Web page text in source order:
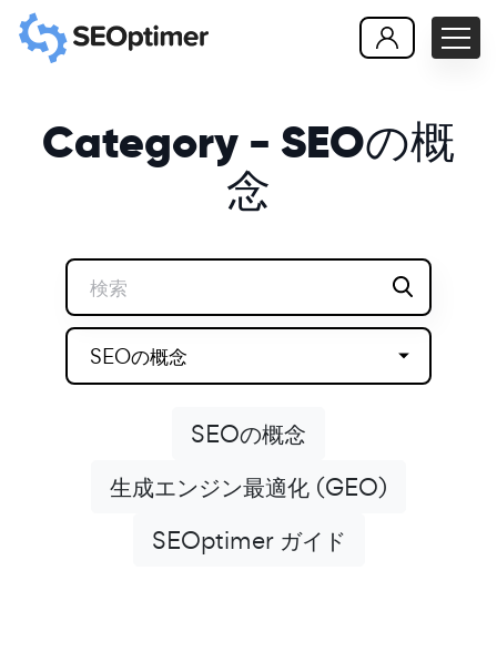
Category - SEOの概
念
SEOの概念
SEOの概念
生成エンジン最適化 (GEO)
SEOptimer ガイド